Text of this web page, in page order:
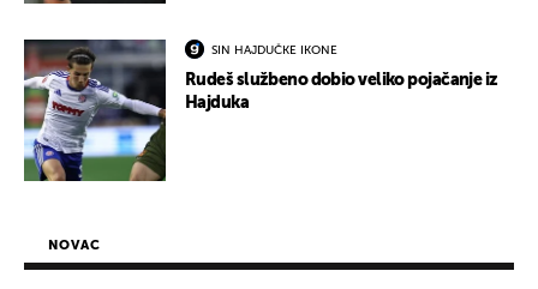
SIN HAJDUČKE IKONE
Rudeš službeno dobio veliko pojačanje iz
Hajduka
NOVAC